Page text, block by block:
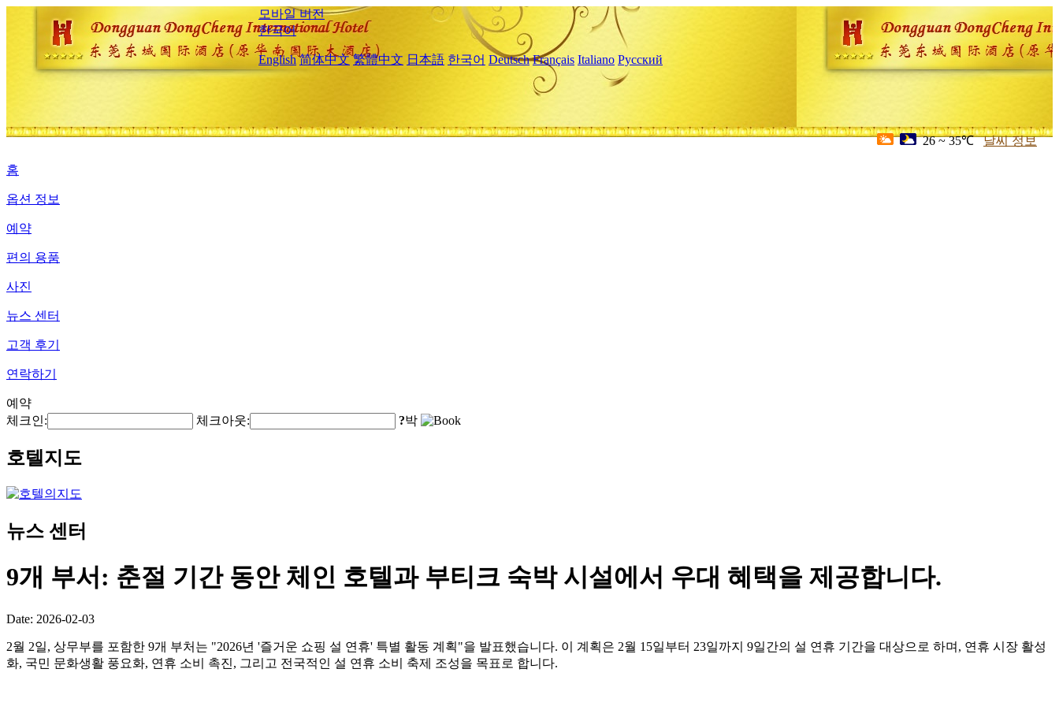
모바일 버전
한국어
English 简体中文 繁體中文 日本語 한국어 Deutsch Français Italiano Русский
26 ~ 35℃ 날씨 정보
홈
옵션 정보
예약
편의 용품
사진
뉴스 센터
고객 후기
연락하기
예약
체크인:
체크아웃: ?박
호텔지도
뉴스 센터
9개 부서: 춘절 기간 동안 체인 호텔과 부티크 숙박 시설에서 우대 혜택을 제공합니다.
Date: 2026-02-03
2월 2일, 상무부를 포함한 9개 부처는 "2026년 '즐거운 쇼핑 설 연휴' 특별 활동 계획"을 발표했습니다. 이 계획은 2월 15일부터 23일까지 9일간의 설 연휴 기간을 대상으로 하며, 연휴 시장 활성
화, 국민 문화생활 풍요화, 연휴 소비 촉진, 그리고 전국적인 설 연휴 소비 축제 조성을 목표로 합니다.